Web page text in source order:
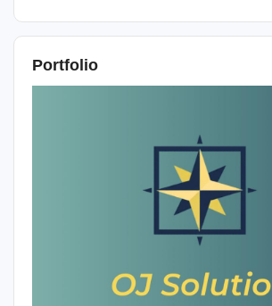
Portfolio